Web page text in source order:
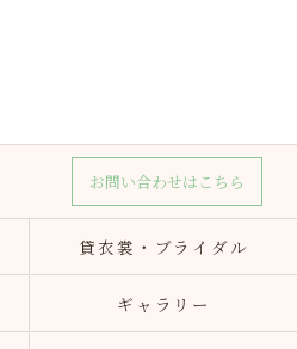
お問い合わせはこちら
貸衣裳・ブライダル
ギャラリー